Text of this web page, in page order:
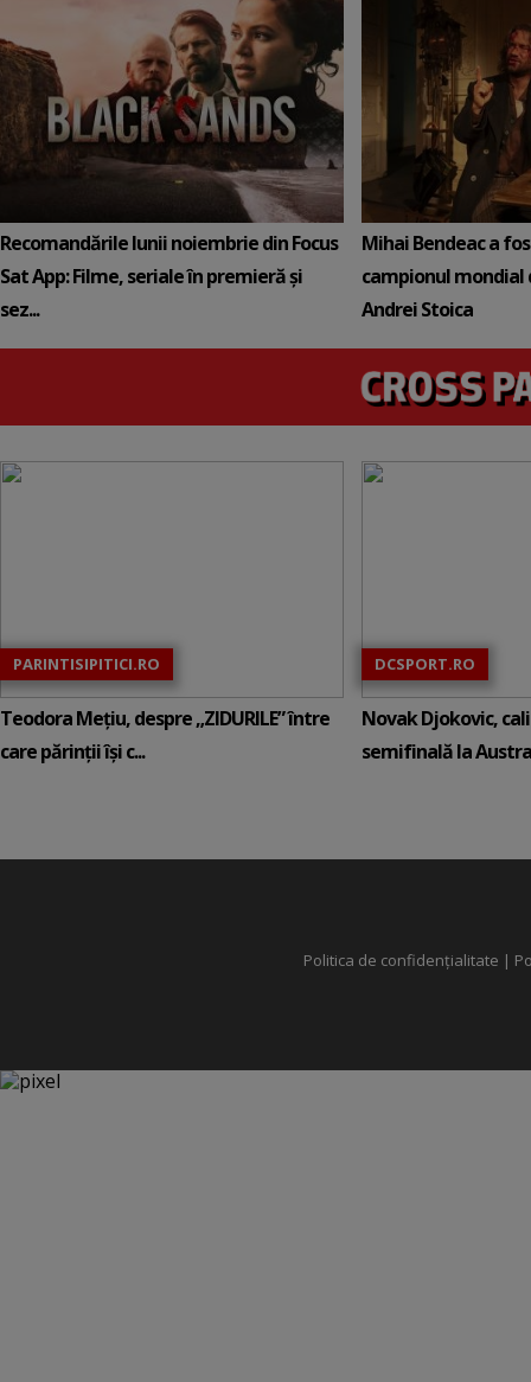
Recomandările lunii noiembrie din Focus
Sat App: Filme, seriale în premieră și
sez...
Mihai Bendeac a
campionul mondial
Andrei Stoica
PARINTISIPITICI.RO
Teodora Mețiu, despre „ZIDURILE” între
care părinții își c...
DCSPORT.RO
Novak Djokovic,
semifinală la
Politica de confidențialitate |